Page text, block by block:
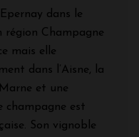
dans le
Champagne
mais elle
dans l’Aisne, la
et une
champagne est
Son vignoble